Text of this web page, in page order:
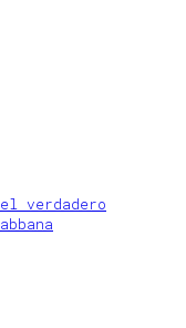
verdadero